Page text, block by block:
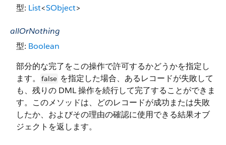
型: List<SObject>
allOrNothing
型: Boolean
部分的な完了をこの操作で許可するかどうかを指定し
ます。
false を指定した場合、あるレコードが失敗して
も、残りの DML 操作を続行して完了することができま
す。このメソッドは、どのレコードが成功または失敗
したか、およびその理由の確認に使用できる結果オブ
ジェクトを返します。